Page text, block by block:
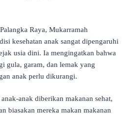
Raya, Mukarramah
kesehatan anak sangat dipengaruhi
usia dini. Ia mengingatkan bahwa
gula, garam, dan lemak yang
anak perlu dikurangi.
anak diberikan makanan sehat,
biasakan mereka makan makanan